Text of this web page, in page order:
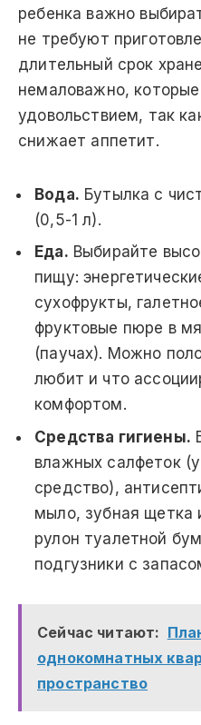
ребенка важно
не требуют
длительный срок
немаловажно,
удовольствием, так
снижает аппетит.
Вода. Бутылка с
(0,5-1 л).
Еда. Выбирайте
пищу:
сухофрукты,
фруктовые пюре в
(паучах). Можно
любит и что
комфортом.
Средства гигиены.
влажных салфеток
средство),
мыло, зубная щетка
рулон туалетной
подгузники с
Сейчас читают:
однокомнатных
пространство